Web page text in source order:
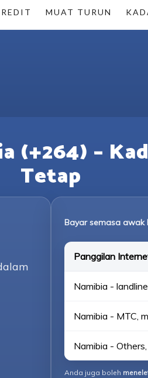
MUAT TURUN
(+264) –
Tetap
Bayar semasa awak
Panggilan
Namibia - landline
Namibia - MTC,
Namibia -
Anda juga boleh